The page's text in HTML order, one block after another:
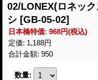
02/LONEX(ロネッ
シ [GB-05-02]
日本橋特価: 968円(税込)
定価: 1,188円
合計金額: 950
数量: